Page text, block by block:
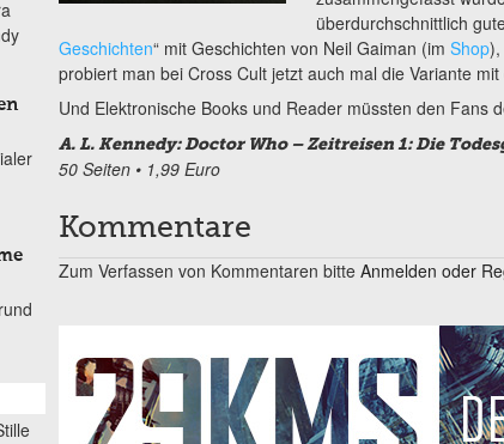
überdurchschnittlich
Geschichten“ mit Geschichten von Neil Gaiman (im Shop),
probiert man bei Cross Cult jetzt auch mal die Variante
Und Elektronische Books und Reader müssten den Fans
A. L. Kennedy: Doctor Who – Zeitreisen 1: Die
50 Seiten • 1,99 Euro
Kommentare
Zum Verfassen von Kommentaren bitte Anmelden oder